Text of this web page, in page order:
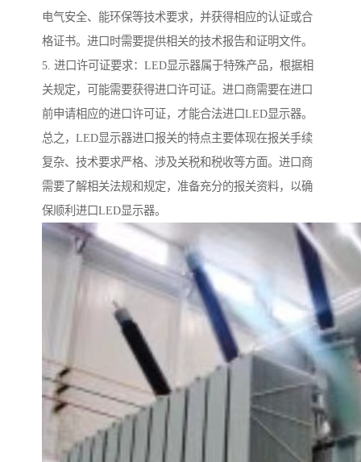
电气安全、能环保等技术要求，并获得相应的认证或合
格证书。进口时需要提供相关的技术报告和证明文件。
5. 进口许可证要求：LED显示器属于特殊产品，根据相
关规定，可能需要获得进口许可证。进口商需要在进口
前申请相应的进口许可证，才能合法进口LED显示器。
总之，LED显示器进口报关的特点主要体现在报关手续
复杂、技术要求严格、涉及关税和税收等方面。进口商
需要了解相关法规和规定，准备充分的报关资料，以确
保顺利进口LED显示器。